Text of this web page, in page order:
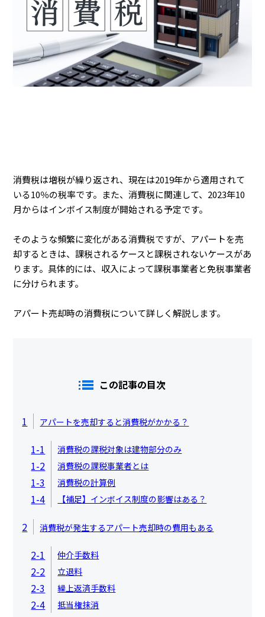
消費税は増税が繰り返され、現在は2019年から適用されて
いる10％の税率です。また、消費税に関連して、2023年10
月からはインボイス制度が開始される予定です。
そのような頻繁に変化がある消費税ですが、アパートを売
却するときは、課税されるケースと課税されないケースがあ
ります。具体的には、収入によって課税事業者と免税事業者
に分けられます。
アパート売却時の消費税について詳しく解説します。
この記事の目次
1 アパートを売却すると消費税がかかる？
1-1 消費税の課税対象は建物部分のみ
1-2 消費税の課税事業者とは
1-3 消費税の計算例
1-4 【補足】インボイス制度の影響はある？
2 消費税が発生するアパート売却時の費用もある
2-1 仲介手数料
2-2 立退料
2-3 繰上返済手数料
2-4 抵当権抹消